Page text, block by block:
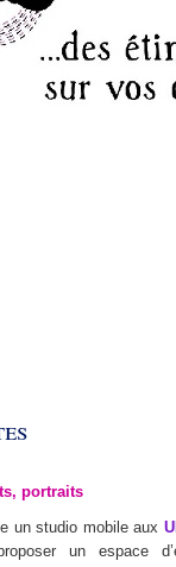
portraits
un studio mobile aux
un espace